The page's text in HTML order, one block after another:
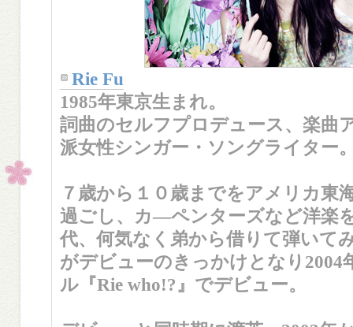
Rie Fu
1985年東京生まれ。
詞曲のセルフプロデュース、楽曲
派女性シンガー・ソングライター
７歳から１０歳までをアメリカ東
過ごし、カ―ペンターズなど洋楽
代、何気なく弟から借りて弾いて
がデビューのきっかけとなり2004
ル『Rie who!?』でデビュー。